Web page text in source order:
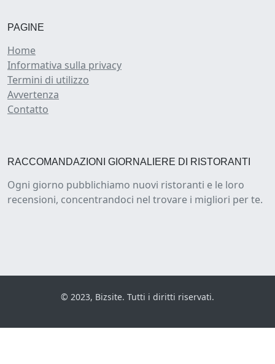
PAGINE
Home
Informativa sulla privacy
Termini di utilizzo
Avvertenza
Contatto
RACCOMANDAZIONI GIORNALIERE DI RISTORANTI
Ogni giorno pubblichiamo nuovi ristoranti e le loro
recensioni, concentrandoci nel trovare i migliori per te.
© 2023, Bizsite. Tutti i diritti riservati.